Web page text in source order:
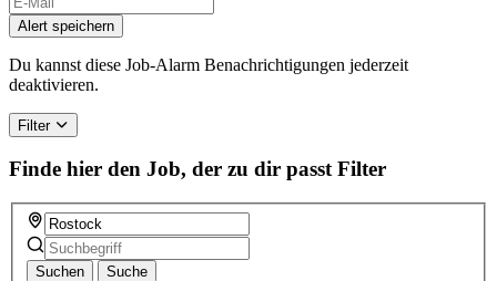
Alert speichern
Du kannst diese Job-Alarm Benachrichtigungen jederzeit
deaktivieren.
Filter
Finde hier den Job, der zu dir passt Filter
Suchen Suche